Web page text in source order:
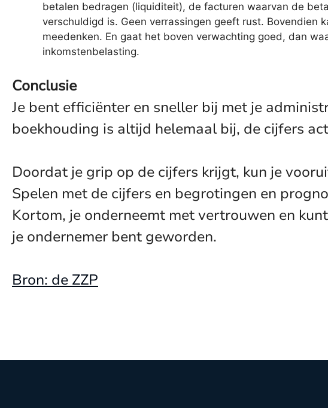
betalen bedragen (liquiditeit), de facturen waarvan de
verschuldigd is. Geen verrassingen geeft rust. Bovendien
meedenken. En gaat het boven verwachting goed, dan
inkomstenbelasting.
Conclusie
Je bent efficiënter en sneller bij met je
boekhouding is altijd helemaal bij, de cijfers
Doordat je grip op de cijfers krijgt, kun je
Spelen met de cijfers en begrotingen en
Kortom, je onderneemt met vertrouwen en
je ondernemer bent geworden.
Bron: de ZZP